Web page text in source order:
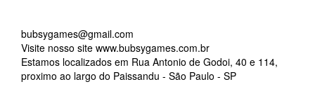
bubsygames@gmail.com
Visite nosso site www.bubsygames.com.br
Estamos localizados em Rua Antonio de Godoi, 40 e 114,
proximo ao largo do Paissandu - São Paulo - SP